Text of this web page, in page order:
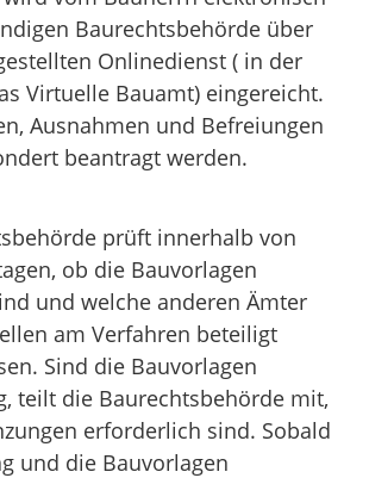
Baurechtsbehörde über
Onlinedienst ( in der
Virtuelle Bauamt) eingereicht.
Ausnahmen und Befreiungen
beantragt werden.
prüft innerhalb von
ob die Bauvorlagen
und welche anderen Ämter
am Verfahren beteiligt
Sind die Bauvorlagen
teilt die Baurechtsbehörde mit,
erforderlich sind. Sobald
und die Bauvorlagen